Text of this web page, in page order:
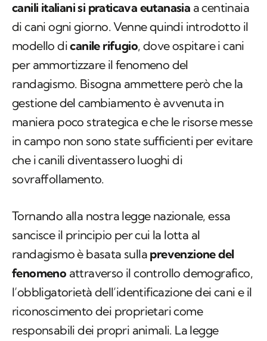
canili italiani si praticava eutanasia a centinaia
di cani ogni giorno. Venne quindi introdotto il
modello dicanile rifugio, dove ospitare i cani
per ammortizzare il fenomeno del
randagismo. Bisogna ammettere però che la
gestione del cambiamento è avvenuta in
maniera poco strategica e che le risorse messe
in campo non sono state sufficienti per evitare
che i canili diventassero luoghi di
sovraffollamento.
Tornando alla nostra legge nazionale, essa
sancisce il principio per cui la lotta al
randagismo è basata sulla prevenzione del
fenomeno attraverso il controllo demografico,
l’obbligatorietà dell’identificazione dei cani e il
riconoscimento dei proprietari come
responsabili dei propri animali. La legge